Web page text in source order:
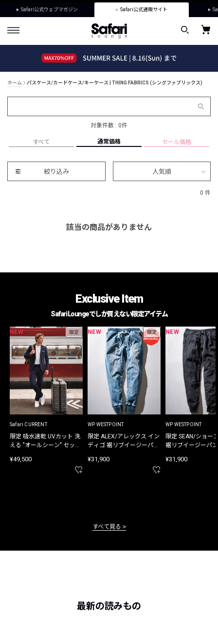
Safari公式ウェブマガジン Safari公式通販サイト
ホーム パスケース/カードケース/キーケース | THING FABRICS (シングファブリックス)
対象件数 : 0件
すべて 通常価格 セール価格
絞り込み 人気順
0 件
該当の商品がありません
Exclusive Item
Safari Loungeでしか買えない限定アイテム
NEW 限定
Safari CURRENT
限定 吸水速乾 UVカット 洗
える "オールシーン" セット
¥49,500
NEW 限定
WP WESTPOINT
限定 ALEX/アレックス イン
ディゴ 裾リブイージーパン
¥31,900
NEW
WP WESTPOINT
限定 SEAN/ショー
裾リブイージーパ
¥31,900
すべて見る
最新の読みもの